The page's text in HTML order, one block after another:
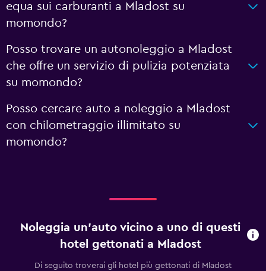
equa sui carburanti a Mladost su
momondo?
Posso trovare un autonoleggio a Mladost
che offre un servizio di pulizia potenziata
su momondo?
Posso cercare auto a noleggio a Mladost
con chilometraggio illimitato su
momondo?
Noleggia un'auto vicino a uno di questi
hotel gettonati a Mladost
Di seguito troverai gli hotel più gettonati di Mladost